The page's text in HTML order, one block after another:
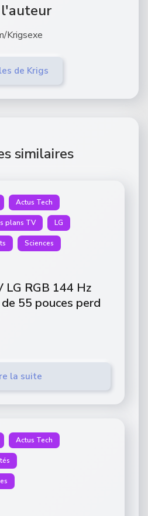
Krigsexe
de Krigs
similaires
Actus Tech
plans TV LG
Sciences
LG RGB 144 Hz
55 pouces perd
la suite
Actus Tech